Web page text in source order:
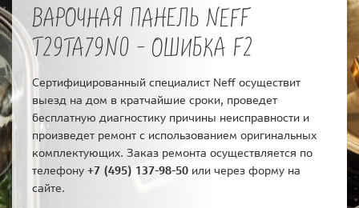
ВАРОЧНАЯ ПАНЕЛЬ NEFF
T29TA79N0 - ОШИБКА F2
Сертифицированный специалист Neff осуществит
выезд на дом в кратчайшие сроки, проведет
бесплатную диагностику причины неисправности и
произведет ремонт с использованием оригинальных
комплектующих. Заказ ремонта осуществляется по
телефону +7 (495) 137-98-50 или через форму на
сайте.